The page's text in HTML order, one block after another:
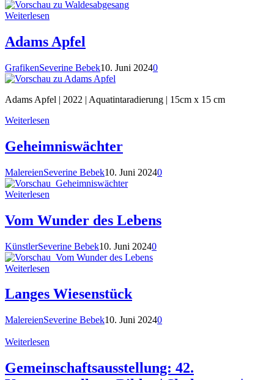
Weiterlesen
Adams Apfel
GrafikenSeverine Bebek10. Juni 20240
Adams Apfel | 2022 | Aquatintaradierung | 15cm x 15 cm
Weiterlesen
Geheimniswächter
MalereienSeverine Bebek10. Juni 20240
Weiterlesen
Vom Wunder des Lebens
KünstlerSeverine Bebek10. Juni 20240
Weiterlesen
Langes Wiesenstück
MalereienSeverine Bebek10. Juni 20240
Weiterlesen
Gemeinschaftsausstellung: 42.